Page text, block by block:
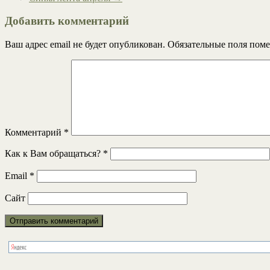
Добавить комментарий
Ваш адрес email не будет опубликован. Обязательные поля
Комментарий *
Как к Вам обращаться? *
Email *
Сайт